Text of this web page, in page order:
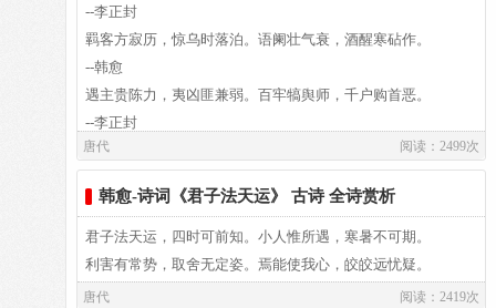
潜心默祷若有应，岂非正直能感通。
须臾静扫众峰出，仰见突兀撑青空。
紫盖连延接天柱，石廪腾掷堆祝融。
森然魄动下马拜，松柏一径趋灵宫。
粉墙丹柱动光彩，鬼物图画填青红。
升阶伛偻荐脯酒，欲以菲薄明其衷。
--李正封
羁客方寂历，惊乌时落泊。语阑壮气衰，酒醒寒砧作。
--韩愈
遇主贵陈力，夷凶匪兼弱。百牢犒舆师，千户购首恶。
--李正封
平生耻论兵，末暮不轻诺。徒然感恩义，谁复论勋爵。
多士被沾污，小夷施毒蠚。何当铸剑戟。相与归台阁。
--李正封
室妇叹鸣鹳，家人祝喜鹊。终朝考蓍龟，何日亲烝礿。
--韩愈
唐代 阅读：2499次
韩愈-诗词《君子法天运》 古诗 全诗赏析
君子法天运，四时可前知。小人惟所遇，寒暑不可期。
利害有常势，取舍无定姿。焉能使我心，皎皎远忧疑。
唐代 阅读：2419次